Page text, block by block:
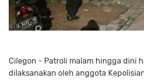
Cilegon - Patroli malam hingga dini
dilaksanakan oleh anggota